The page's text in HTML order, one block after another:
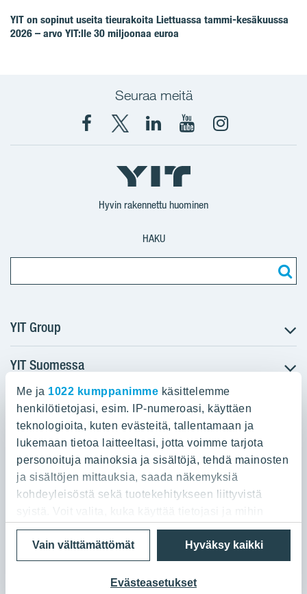
Me ja 1022 kumppanimme käsittelemme
henkilötietojasi, esim. IP-numeroasi, käyttäen
teknologioita, kuten evästeitä, tallentamaan ja
lukemaan tietoa laitteeltasi, jotta voimme tarjota
personoituja mainoksia ja sisältöjä, tehdä mainosten
ja sisältöjen mittauksia, saada näkemyksiä
kohdeyleisöstä sekä tuotekehitykseen liittyvistä
syistä. Voit valita, kuka käyttää tietojasi ja mihin
tarkoituksiin.
Jos sallit, haluamme myös tehdä seuraavia:
Kerätä tietoja maantieteellisestä sijainnistasi,
Hyväksy kaikki
Evästeasetukset
Vain välttämättömät
YIT on sopinut useita tieurakoita Liettuassa tammi-kesäkuussa
2026 – arvo YIT:lle 30 miljoonaa euroa
Seuraa meitä
Facebook
X
YIT
Suomi
YIT
Corporation
YIT
Corporation
Instagram
Hyvin rakennettu huominen
HAKU
YIT Group
Tietoa YIT:stä
Töihin meille
Sijoittajat
Projektit
Vastuullisuus
Media
Yhteystiedot
YIT Suomessa
Myytävät asunnot
Vuokrattavat toimitilat
Kiinteistösijoittaminen
Infrarakentaminen
Toimitilarakentaminen
Teollisuusrakentaminen
YIT:n pääkonttori
Panuntie 11, PL 36, 00620 Helsinki
020 433 111